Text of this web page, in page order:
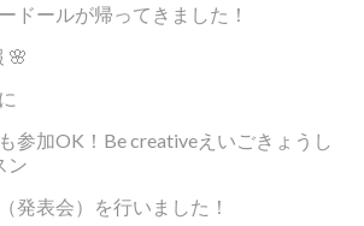
ドールが帰ってきました！
🌸
参加OK！Be creativeえいごきょうし
ン
発表会）を行いました！